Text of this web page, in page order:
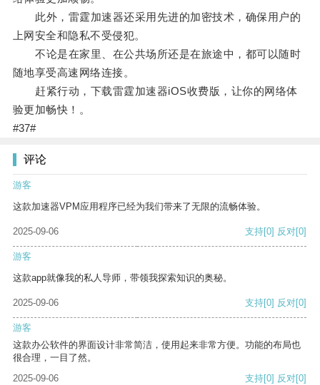
此外，雷霆加速器还采用先进的加密技术，确保用户的
上网安全和隐私不受侵犯。
不论是在家里、在公共场所还是在旅途中，都可以随时
随地享受高速网络连接。
赶紧行动，下载雷霆加速器iOS收费版，让你的网络体
验更加畅快！。
#37#
评论
游客
这款加速器VPM应用程序已经为我们带来了无限的流畅体验。
2025-09-06 支持[0] 反对[0]
游客
这款app就像我的私人导师，带领我探索知识的奥秘。
2025-09-06 支持[0] 反对[0]
游客
这款办公软件的界面设计非常简洁，使用起来非常方便。功能的布局也
很合理，一目了然。
2025-09-06
支持[0] 反对[0]